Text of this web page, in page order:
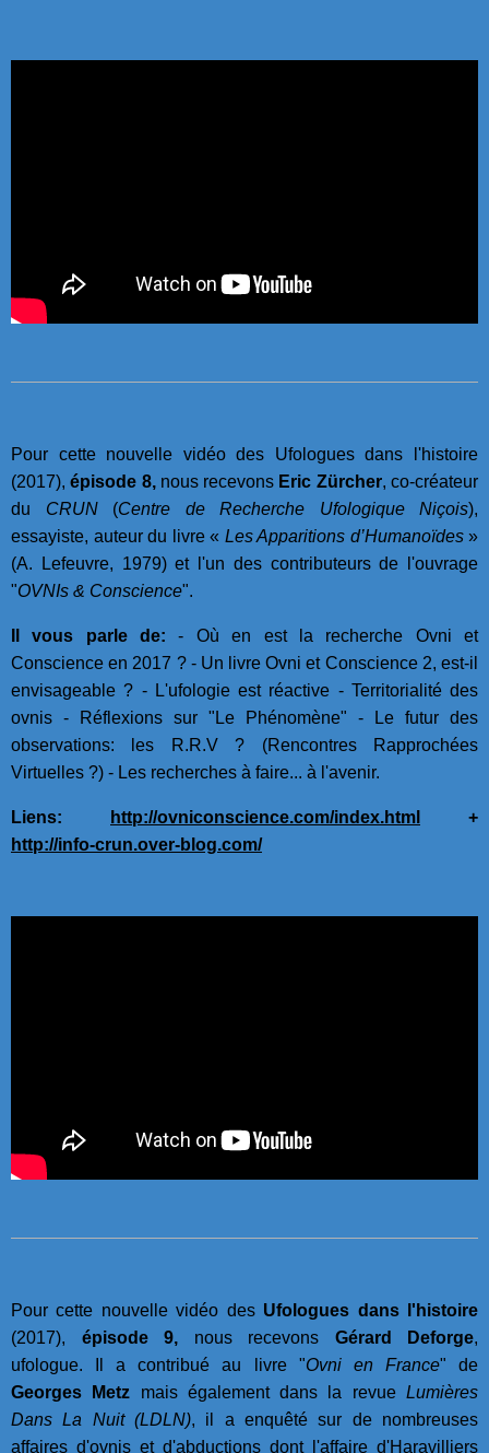
Pour cette nouvelle vidéo des Ufologues dans l'histoire
(2017),épisode 8,nous recevons Eric Zürcher, co-créateur
du CRUN(Centre de Recherche Ufologique Niçois),
essayiste, auteur du livre « Les Apparitions d’Humanoïdes»
(A. Lefeuvre, 1979) et l'un des contributeurs de l'ouvrage
"OVNIs & Conscience".
Il vous parle de: - Où en est la recherche Ovni et
Conscience en 2017 ? - Un livre Ovni et Conscience 2, est-il
envisageable ? - L'ufologie est réactive - Territorialité des
ovnis - Réflexions sur "Le Phénomène" - Le futur des
observations: les R.R.V ? (Rencontres Rapprochées
Virtuelles ?) - Les recherches à faire... à l'avenir.
Liens: http://ovniconscience.com/index.html
+
http://info-crun.over-blog.com/
Pour cette nouvelle vidéo des Ufologues dans l'histoire
(2017), épisode 9, nous recevons Gérard Deforge,
ufologue. Il a contribué au livre "Ovni en France" de
Georges Metz mais également dans la revueLumières
Dans La Nuit (LDLN), il a enquêté sur de nombreuses
affaires d'ovnis et d'abductions dont l'affaire d'Haravilliers